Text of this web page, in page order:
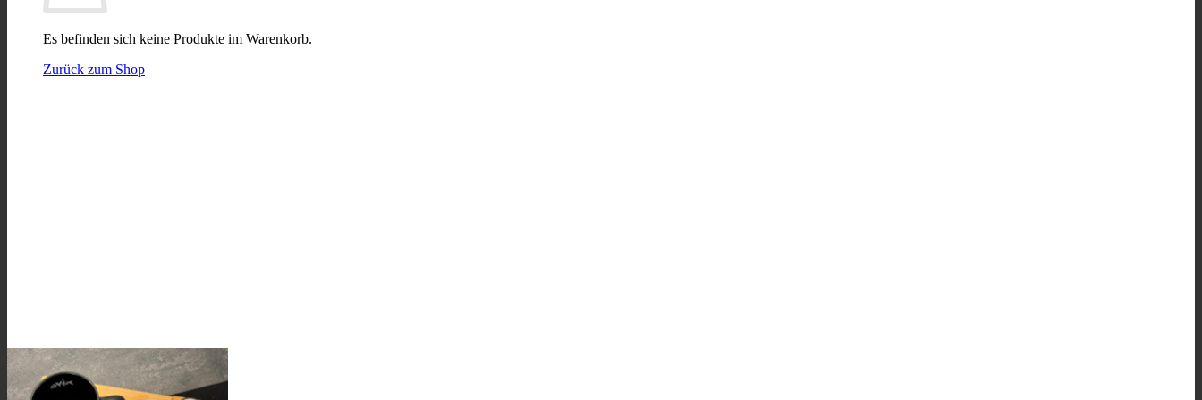
Es befinden sich keine Produkte im Warenkorb.
Zurück zum Shop